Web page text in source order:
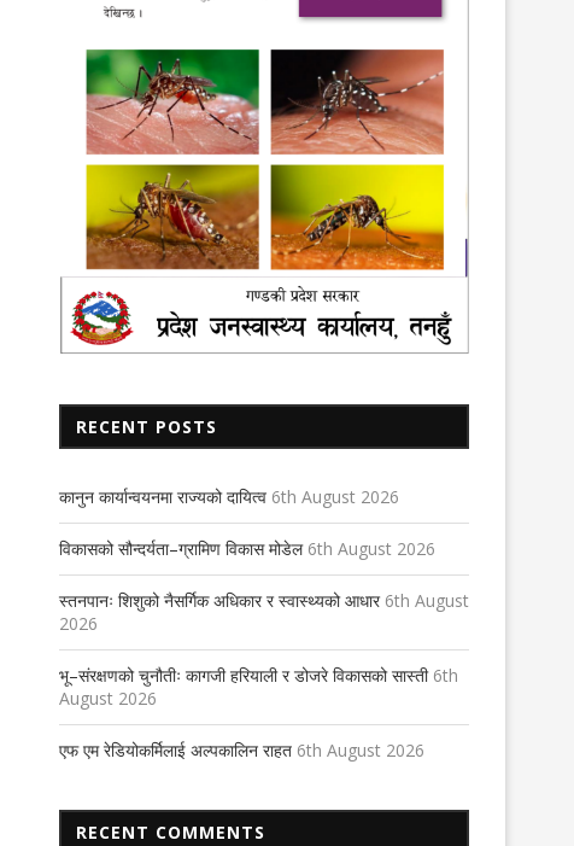
व्यासमूर्ति निर्माण सम्झौता महासङ्घलाई सहयोग
RECENT POSTS
कानुन कार्यान्वयनमा राज्यको दायित्व 6th August 2026
विकासको सौन्दर्यता–ग्रामिण विकास मोडेल 6th August 2026
स्तनपानः शिशुको नैसर्गिक अधिकार र स्वास्थ्यको आधार 6th August
2026
भू–संरक्षणको चुनौतीः कागजी हरियाली र डोजरे विकासको सास्ती 6th
August 2026
एफ एम रेडियोकर्मिलाई अल्पकालिन राहत 6th August 2026
RECENT COMMENTS